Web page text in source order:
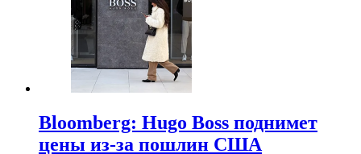
Bloomberg: Hugo Boss поднимет
цены из-за пошлин США